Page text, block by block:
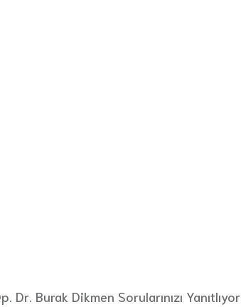
Dr. Burak Dikmen Sorularınızı Yanıtlıyor